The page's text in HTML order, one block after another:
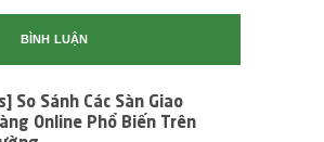
BÌNH LUẬN
So Sánh Các Sàn Giao
Online Phổ Biến Trên